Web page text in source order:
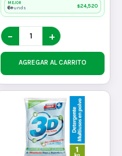
MEJOR
6+unds $24,520
− +
AGREGAR AL CARRITO